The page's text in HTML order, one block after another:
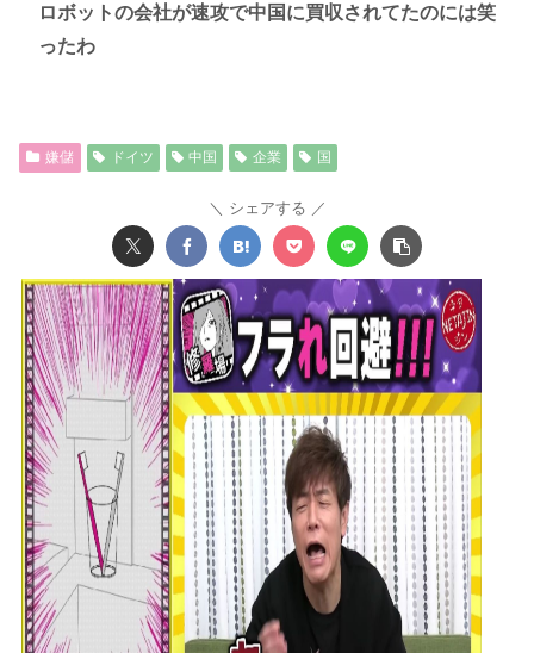
ロボットの会社が速攻で中国に買収されてたのには笑
ったわ
嫌儲 ドイツ 中国 企業 国
シェアする